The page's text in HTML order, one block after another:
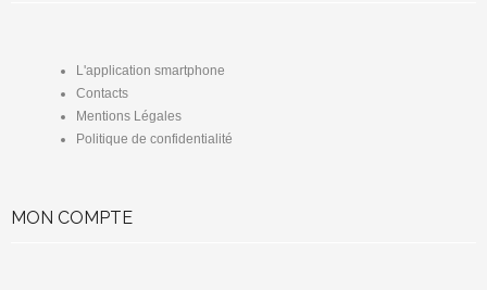
L'application smartphone
Contacts
Mentions Légales
Politique de confidentialité
MON COMPTE